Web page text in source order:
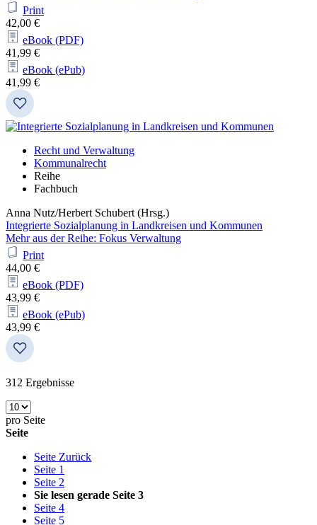
Print
42,00 €
eBook (PDF)
41,99 €
eBook (ePub)
41,99 €
Recht und Verwaltung
Kommunalrecht
Reihe
Fachbuch
Anna Nutz/Herbert Schubert (Hrsg.)
Integrierte Sozialplanung in Landkreisen und Kommunen
Mehr aus der Reihe: Fokus Verwaltung
Print
44,00 €
eBook (PDF)
43,99 €
eBook (ePub)
43,99 €
312 Ergebnisse
pro Seite
Seite
Seite Zurück
Seite 1
Seite 2
Sie lesen gerade Seite 3
Seite 4
Seite 5